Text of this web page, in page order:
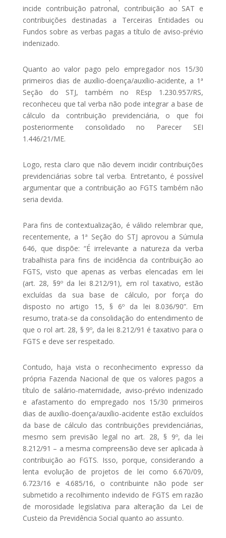
incide contribuição patronal, contribuição ao SAT e
contribuições destinadas a Terceiras Entidades ou
Fundos sobre as verbas pagas a título de aviso-prévio
indenizado.
Quanto ao valor pago pelo empregador nos 15/30
primeiros dias de auxílio-doença/auxílio-acidente, a 1ª
Seção do STJ, também no REsp 1.230.957/RS,
reconheceu que tal verba não pode integrar a base de
cálculo da contribuição previdenciária, o que foi
posteriormente consolidado no Parecer SEI
1.446/21/ME.
Logo, resta claro que não devem incidir contribuições
previdenciárias sobre tal verba. Entretanto, é possível
argumentar que a contribuição ao FGTS também não
seria devida.
Para fins de contextualização, é válido relembrar que,
recentemente, a 1ª Seção do STJ aprovou a Súmula
646, que dispõe: “É irrelevante a natureza da verba
trabalhista para fins de incidência da contribuição ao
FGTS, visto que apenas as verbas elencadas em lei
(art. 28, §9º da lei 8.212/91), em rol taxativo, estão
excluídas da sua base de cálculo, por força do
disposto no artigo 15, § 6º da lei 8.036/90”. Em
resumo, trata-se da consolidação do entendimento de
que o rol art. 28, § 9º, da lei 8.212/91 é taxativo para o
FGTS e deve ser respeitado.
Contudo, haja vista o reconhecimento expresso da
própria Fazenda Nacional de que os valores pagos a
título de salário-maternidade, aviso-prévio indenizado
e afastamento do empregado nos 15/30 primeiros
dias de auxílio-doença/auxílio-acidente estão excluídos
da base de cálculo das contribuições previdenciárias,
mesmo sem previsão legal no art. 28, § 9º, da lei
8.212/91 – a mesma compreensão deve ser aplicada à
contribuição ao FGTS. Isso, porque, considerando a
lenta evolução de projetos de lei como 6.670/09,
6.723/16 e 4.685/16, o contribuinte não pode ser
submetido a recolhimento indevido de FGTS em razão
de morosidade legislativa para alteração da Lei de
Custeio da Previdência Social quanto ao assunto.